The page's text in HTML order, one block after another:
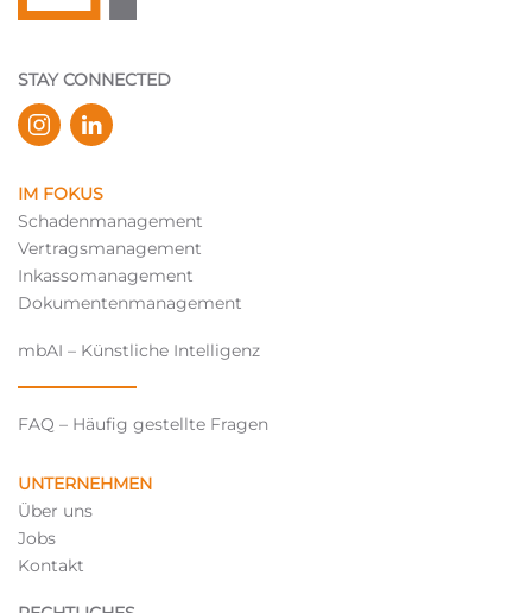
STAY CONNECTED
IM FOKUS
Schadenmanagement
Vertragsmanagement
Inkassomanagement
Dokumentenmanagement
mbAI – Künstliche Intelligenz
FAQ – Häufig gestellte Fragen
UNTERNEHMEN
Über uns
Jobs
Kontakt